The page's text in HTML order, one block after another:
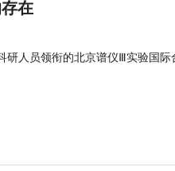
在
研人员领衔的北京谱仪Ⅲ实验国